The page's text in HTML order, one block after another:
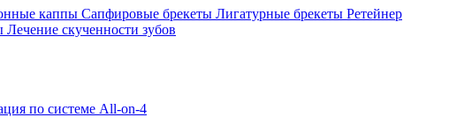
каппы Сапфировые брекеты Лигатурные брекеты Ретейнер
Лечение скученности зубов
по системе All-on-4